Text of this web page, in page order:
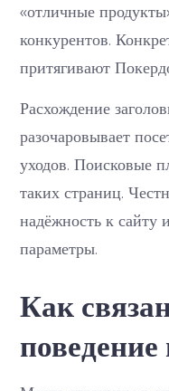
«отличные
конкурентов.
притягивают
Расхождение
разочаровывает
уходов. Поисковые
таких страниц.
надёжность к сайту
параметры.
Как
поведение